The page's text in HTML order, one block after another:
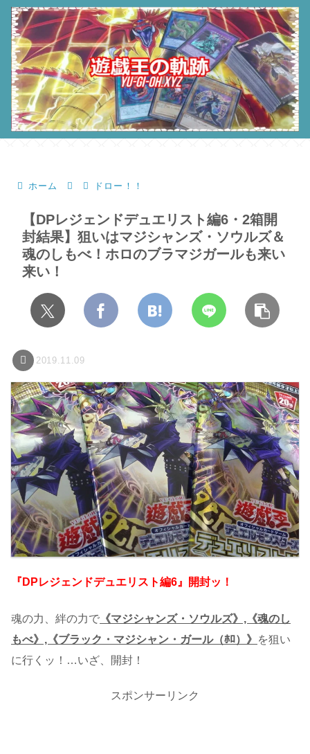
ホーム ドロー！！
【DPレジェンドデュエリスト編6・2箱開
封結果】狙いはマジシャンズ・ソウルズ＆
魂のしもべ！ホロのブラマジガールも来い
来い！
2019.11.09
『DPレジェンドデュエリスト編6』開封ッ！
魂の力、絆の力で 《マジシャンズ・ソウルズ》,《魂のし
もべ》,《ブラック・マジシャン・ガール（ﾎﾛ）》 を狙い
に行くッ！…いざ、開封！
スポンサーリンク